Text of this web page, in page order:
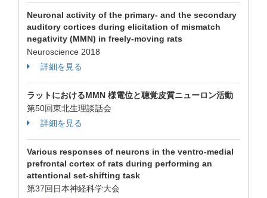
Neuronal activity of the primary- and the secondary
auditory cortices during elicitation of mismatch
negativity (MMN) in freely-moving rats
Neuroscience 2018
詳細を見る
ラットにおけるMMN 様電位と聴覚皮質ニューロン活動
第50回東北生理談話会
詳細を見る
Various responses of neurons in the ventro-medial
prefrontal cortex of rats during performing an
attentional set-shifting task
第37回日本神経科学大会